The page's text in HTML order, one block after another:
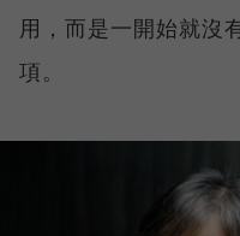
用，而是一開始就沒
項。